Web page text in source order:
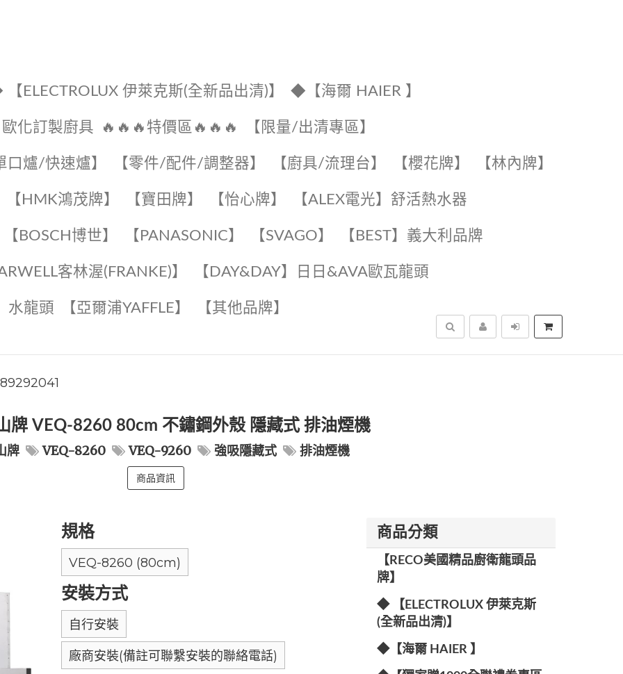
ELECTROLUX 伊萊克斯(全新品出清)】 ◆【海爾 HAIER 】
化訂製廚具 🔥🔥🔥特價區🔥🔥🔥 【限量/出清專區】
口爐/快速爐】 【零件/配件/調整器】 【廚具/流理台】 【櫻花牌】 【林內牌】
【HMK鴻茂牌】 【寶田牌】 ️【怡心牌】️ ️️【ALEX電光】舒活熱水器️️
【BOSCH博世】 ️【PANASONIC】️ ️【SVAGO】️ ️【BEST】️義大利品牌
客林渥(FRANKE)】️ ️【DAY&DAY】️日日&AVA歐瓦龍頭
水龍頭️ 【亞爾浦YAFFLE】 ️【其他品牌】️
搜尋
牌 VEQ-8260 80cm 不鏽鋼外殼 隱藏式 排油煙機
牌 VEQ-8260 VEQ-9260 強吸隱藏式 排油煙機
商品資訊
規格
VEQ-8260 (80cm)
安裝方式
自行安裝
廠商安裝(備註可聯繫安裝的聯絡電話)
商品分類
【RECO美國精品廚衛龍頭品
牌】
◆ 【ELECTROLUX 伊萊克斯
(全新品出清)】
◆【海爾 HAIER 】